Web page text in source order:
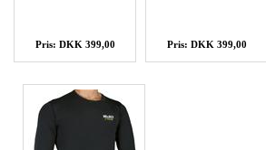
Pris: DKK 399,00 Pris: DKK 399,00